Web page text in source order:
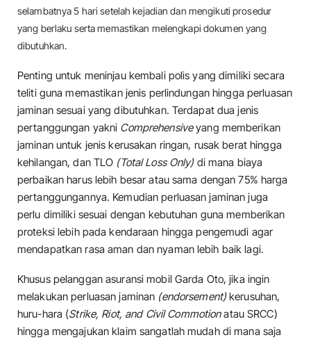
selambatnya 5 hari setelah kejadian dan mengikuti prosedur
yang berlaku serta memastikan melengkapi dokumen yang
dibutuhkan.
Penting untuk meninjau kembali polis yang dimiliki secara
teliti guna memastikan jenis perlindungan hingga perluasan
jaminan sesuai yang dibutuhkan. Terdapat dua jenis
pertanggungan yakni Comprehensiveyang memberikan
jaminan untuk jenis kerusakan ringan, rusak berat hingga
kehilangan, dan TLO (Total Loss Only) di mana biaya
perbaikan harus lebih besar atau sama dengan 75% harga
pertanggungannya. Kemudian perluasan jaminan juga
perlu dimiliki sesuai dengan kebutuhan guna memberikan
proteksi lebih pada kendaraan hingga pengemudi agar
mendapatkan rasa aman dan nyaman lebih baik lagi.
Khusus pelanggan asuransi mobil Garda Oto, jika ingin
melakukan perluasan jaminan (endorsement) kerusuhan,
huru-hara (Strike, Riot, and Civil Commotionatau SRCC)
hingga mengajukan klaim sangatlah mudah di mana saja